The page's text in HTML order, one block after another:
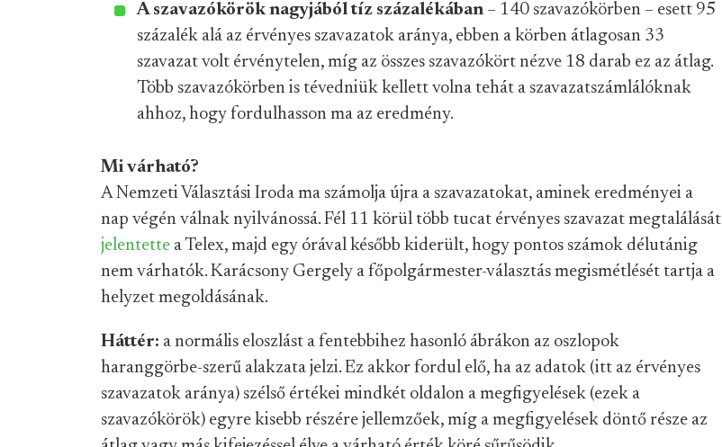
A szavazókörök nagyjából tíz százalékában – 140 szavazókörben – esett 95
százalék alá az érvényes szavazatok aránya, ebben a körben átlagosan 33
szavazat volt érvénytelen, míg az összes szavazókört nézve 18 darab ez az átlag.
Több szavazókörben is tévedniük kellett volna tehát a szavazatszámlálóknak
ahhoz, hogy fordulhasson ma az eredmény.
Mi várható?
A Nemzeti Választási Iroda ma számolja újra a szavazatokat, aminek eredményei a
nap végén válnak nyilvánossá. Fél 11 körül több tucat érvényes szavazat megtalálását
jelentette a Telex, majd egy órával később kiderült, hogy pontos számok délutánig
nem várhatók. Karácsony Gergely a főpolgármester-választás megismétlését tartja a
helyzet megoldásának.
Háttér: a normális eloszlást a fentebbihez hasonló ábrákon az oszlopok
haranggörbe-szerű alakzata jelzi. Ez akkor fordul elő, ha az adatok (itt az érvényes
szavazatok aránya) szélső értékei mindkét oldalon a megfigyelések (ezek a
szavazókörök) egyre kisebb részére jellemzőek, míg a megfigyelések döntő része az